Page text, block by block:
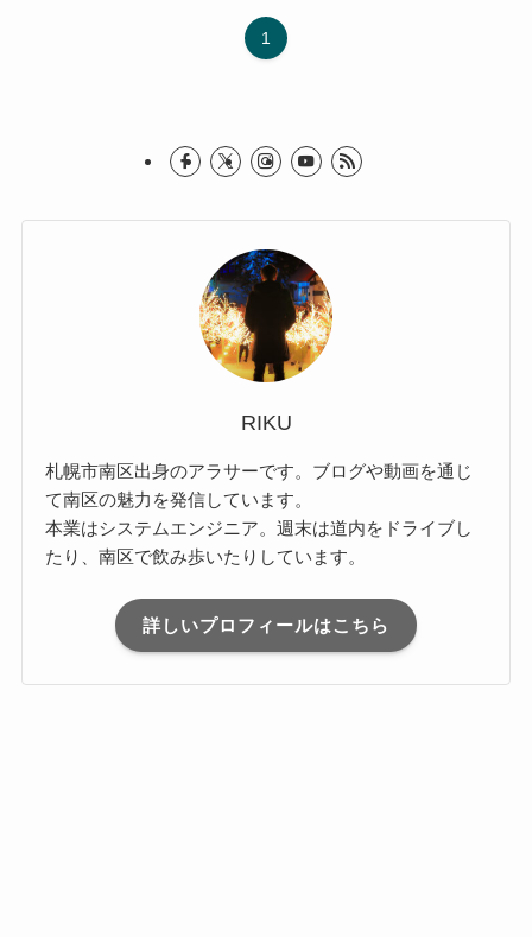
1
RIKU
札幌市南区出身のアラサーです。ブログや動画を通じ
て南区の魅力を発信しています。
本業はシステムエンジニア。週末は道内をドライブし
たり、南区で飲み歩いたりしています。
詳しいプロフィールはこちら